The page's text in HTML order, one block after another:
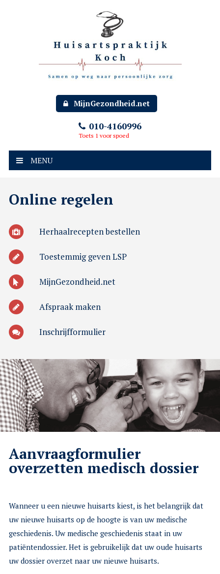
MijnGezondheid.net
010-4160996
Toets 1 voor spoed
MENU
Online regelen
Herhaalrecepten bestellen
Toestemmig geven LSP
MijnGezondheid.net
Afspraak maken
Inschrijfformulier
Aanvraagformulier
overzetten medisch dossier
Wanneer u een nieuwe huisarts kiest, is het belangrijk dat
uw nieuwe huisarts op de hoogte is van uw medische
geschiedenis. Uw medische geschiedenis staat in uw
patiëntendossier. Het is gebruikelijk dat uw oude huisarts
uw dossier overzet naar uw nieuwe huisarts.